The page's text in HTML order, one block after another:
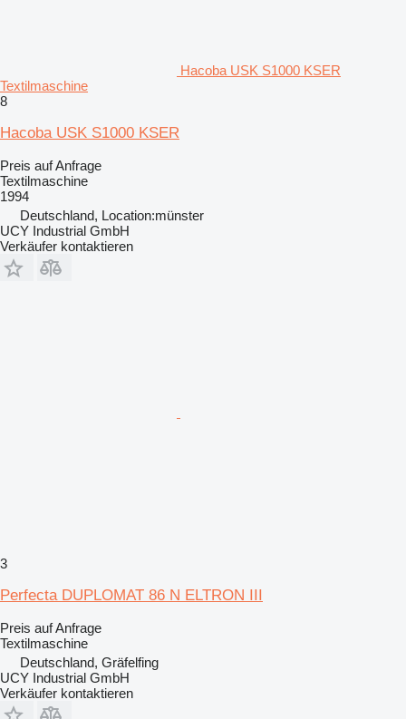
Hacoba USK S1000 KSER
Textilmaschine
8
Hacoba USK S1000 KSER
Preis auf Anfrage
Textilmaschine
1994
Deutschland, Location:münster
UCY Industrial GmbH
Verkäufer kontaktieren
3
Perfecta DUPLOMAT 86 N ELTRON III
Preis auf Anfrage
Textilmaschine
Deutschland, Gräfelfing
UCY Industrial GmbH
Verkäufer kontaktieren